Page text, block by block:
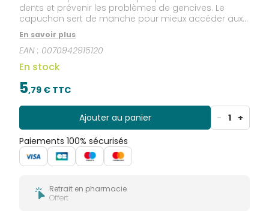
dents et prévenir les problèmes de gencives. Le
capuchon sert de manche pour mieux accéder aux
zones postérieures.
En savoir plus
EAN : 0070942915120
En stock
5,79 € TTC
Ajouter au panier - 1 +
Paiements 100% sécurisés
Retrait en pharmacie
Offert